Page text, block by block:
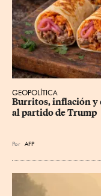
GEOPOLÍTICA
Burritos, inflación y
al partido de Trump
Por AFP